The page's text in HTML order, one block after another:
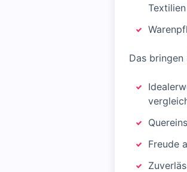
Textilien
Das bringen
Freude